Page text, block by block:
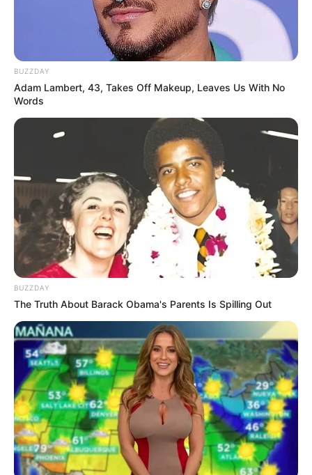
Golongan Darah: A
Hobi: Basket
Instagram:@highminsoo
Fakta
Kampung halamannya adalah Bucheon, Korea Selatan.
Kogyeol memiliki seorang kakak perempuan.
Anggota kelima yang bergabung dengan grup UP10TION.
Memiliki kepribadian yang rendah hati.
Namanya berarti mulia.
Para anggota terkadang memanggilnya Beomduk karena
kakeknya ingin menamainya seperti itu.
Neneknya ingin namanya menjadi Beomjik.
Mempunyai lesung pipi ketika dia tersenyum.
Bagus (?) di rap gaya bebas, setidaknya anggota menggodanya
dengan itu.
Poin menawan Kogyeol adalah mata dan pergelangan kakinya
yang ramping.
Paling suka makan daging sapi.
BUZZDAY
Adam Lambert, 43, Takes Off Makeup, Leaves Us With No
Words
BUZZDAY
The Truth About Barack Obama's Parents Is Spilling Out